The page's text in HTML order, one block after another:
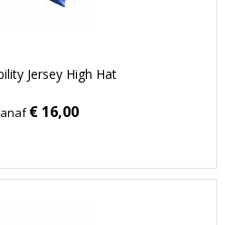
Jersey High Hat
€ 16,00